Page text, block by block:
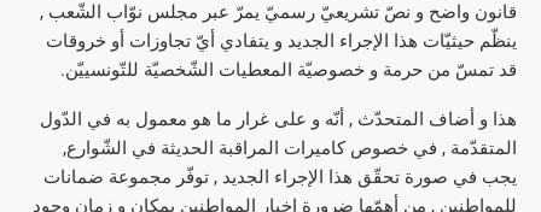
قانون واضح و نصّ تشريعيّ رسميّ يمرّ عبر مجلس نوّاب الشّعب ,
ينظّم حيثيّات هذا الإجراء الجديد و يتفادي أيّ تجاوزات أو خروقات
قد تمسّ من حرمة و خصوصيّة المعطيات الشّخصيّة للتّونسييّن.
هذا و أضاف المتحدّث , أنّه و على غرار ما هو معمول به في الدّول
المتقدّمة , في خصوص كاميرات المراقبة الحديثة في الشّوارع,
يجب في صورة تحقّق هذا الإجراء الجديد , توفّر مجموعة ضمانات
للمواطنين , من أهمّها ضرورة إخبار المواطنين بمكان و زمان وجود